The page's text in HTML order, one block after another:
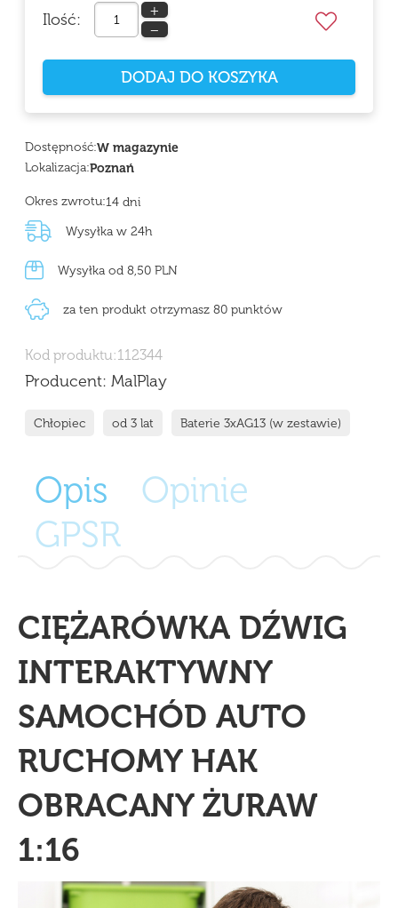
Ilość:
+
−
DODAJ DO KOSZYKA
Dostępność:W magazynie
Lokalizacja:Poznań
Okres zwrotu:14 dni
za ten produkt otrzymasz 80 punktów
Wysyłka w 24h
Wysyłka od 8,50 PLN
Kod produktu:112344
Producent: MalPlay
Chłopiec od 3 lat Baterie 3xAG13 (w zestawie)
Opis
Opinie
GPSR
CIĘŻARÓWKA DŹWIG
INTERAKTYWNY
SAMOCHÓD AUTO
RUCHOMY HAK
OBRACANY ŻURAW
1:16